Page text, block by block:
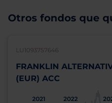
Otros fondos que
LU1093757646
FRANKLIN
(EUR) ACC
2021 2022